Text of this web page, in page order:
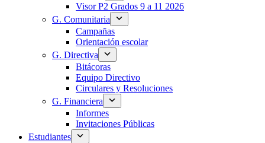
Visor P2 Grados 9 a 11 2026
G. Comunitaria
Campañas
Orientación escolar
G. Directiva
Bitácoras
Equipo Directivo
Circulares y Resoluciones
G. Financiera
Informes
Invitaciones Públicas
Estudiantes